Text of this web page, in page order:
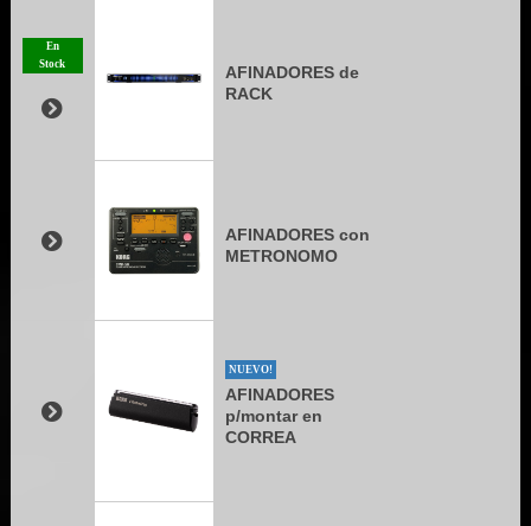
En
Stock
AFINADORES de
RACK
AFINADORES con
METRONOMO
NUEVO!
AFINADORES
p/montar en
CORREA